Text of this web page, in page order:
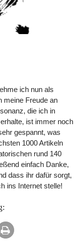
ich nun als
meine Freude an
die ich in
ist immer noch
gespannt, was
1000 Artikeln
rund 140
einfach Danke,
dass ihr dafür sorgt,
ins Internet stelle!